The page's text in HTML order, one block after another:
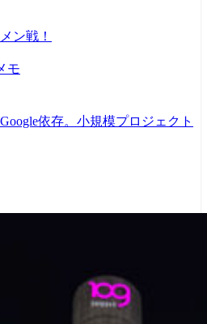
ン戦！
モ
依存。小規模プロジェクト